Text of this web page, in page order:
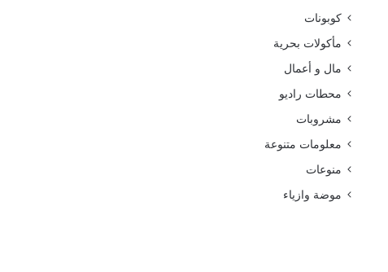
كوبونات
مأكولات بحرية
مال و أعمال
محطات راديو
مشروبات
معلومات متنوعة
منوعات
موضة وازياء